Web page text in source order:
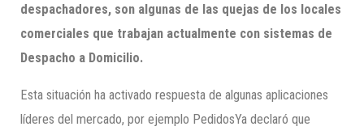
despachadores, son algunas de las quejas de los locales
comerciales que trabajan actualmente con sistemas de
Despacho a Domicilio.
Esta situación ha activado respuesta de algunas aplicaciones
líderes del mercado, por ejemplo PedidosYa declaró que